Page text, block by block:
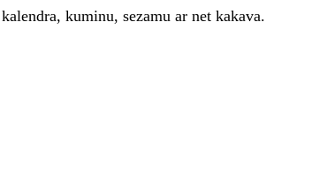
kuminu, sezamu ar net kakava.